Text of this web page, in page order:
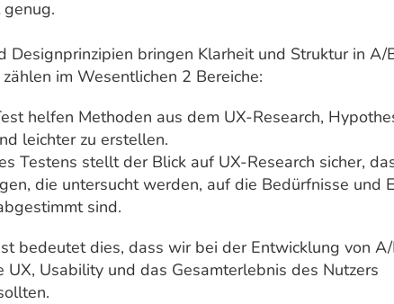
Designprinzipien bringen Klarheit und Struktur in A/
im Wesentlichen 2 Bereiche:
helfen Methoden aus dem UX-Research,
leichter zu erstellen.
Testens stellt der Blick auf UX-Research sicher,
die untersucht werden, auf die Bedürfnisse und
sind.
bedeutet dies, dass wir bei der Entwicklung von
UX, Usability und das Gesamterlebnis des Nutzers